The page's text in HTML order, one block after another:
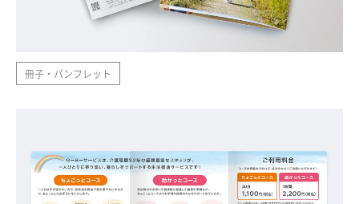
冊子・パンフレット